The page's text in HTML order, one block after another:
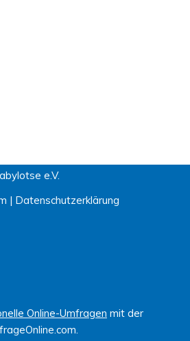
e.V.
| Datenschutzerklärung
Online-Umfragen mit der